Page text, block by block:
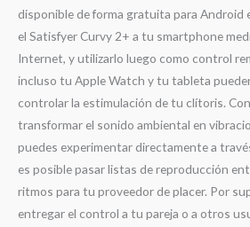
disponible de forma gratuita para Android
el Satisfyer Curvy 2+ a tu smartphone
Internet, y utilizarlo luego como control
incluso tu Apple Watch y tu tableta
controlar la estimulación de tu clítoris.
transformar el sonido ambiental en
puedes experimentar directamente a
es posible pasar listas de reproducción
ritmos para tu proveedor de placer. Por
entregar el control a tu pareja o a otros